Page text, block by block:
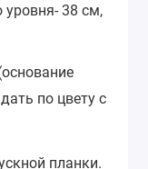
уровня- 38 см,
по цвету с
планки.